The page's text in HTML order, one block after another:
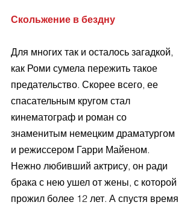
Скольжение в бездну
Для многих так и осталось загадкой,
как Роми сумела пережить такое
предательство. Скорее всего, ее
спасательным кругом стал
кинематограф и роман со
знаменитым немецким драматургом
и режиссером Гарри Майеном.
Нежно любивший актрису, он ради
брака с нею ушел от жены, с которой
прожил более 12 лет. А спустя время